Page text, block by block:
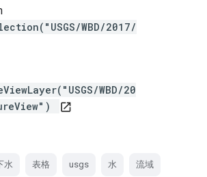
WBD/2017/
WBD/20
open_in_new
水 表格 usgs 水 流域